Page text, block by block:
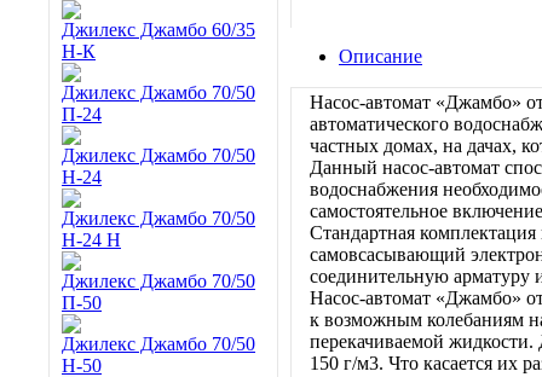
Джилекс Джамбо 60/35
Н-К
Джилекс Джамбо 70/50
П-24
Джилекс Джамбо 70/50
Н-24
Джилекс Джамбо 70/50
Н-24 Н
Джилекс Джамбо 70/50
П-50
Джилекс Джамбо 70/50
Н-50
Описание
Насос-автомат «Джамбо»
автоматического
частных домах, на дачах,
Данный насос-автомат
водоснабжения
самостоятельное
Стандартная
самовсасывающий
соединительную арматуру
Насос-автомат «Джамбо»
к возможным колебаниям
перекачиваемой жидкости.
150 г/м3. Что касается их